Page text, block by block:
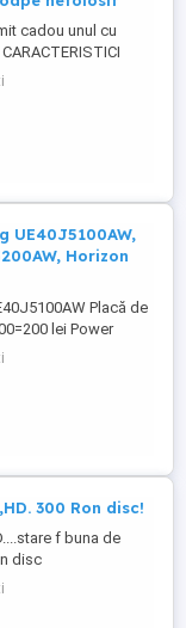
cadou unul cu
Tip TV : Non
ecran (cm) : 61
: 1366 x 768
: 6.5 ms Aspect
ecran (pixeli) :
UE40J5100AW,
Horizon
Placă de
lei Power
BN41-02149A +
Sursa
CON ZA 56040=150
BN96-
pamblică T-CON
Samsung ...
300 Ron disc!
f buna de
disc